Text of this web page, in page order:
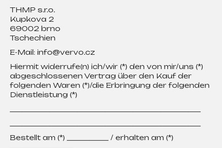
THMP s.r.o.
Kupkova 2
69002 brno
Tschechien
E-Mail: info@vervo.cz
Hiermit widerrufe(n) ich/wir (*) den von mir/uns (*)
abgeschlossenen Vertrag über den Kauf der
folgenden Waren (*)/die Erbringung der folgenden
Dienstleistung (*)
Bestellt am (*) ____________ / erhalten am (*)